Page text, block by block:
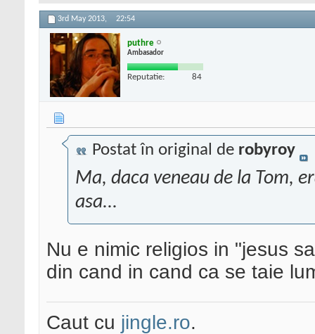
3rd May 2013, 22:54
puthre
Ambasador
Reputatie: 84
Postat în original de robyroy
Ma, daca veneau de la Tom,
asa...
Nu e nimic religios in "jesus
din cand in cand ca se taie
Caut cu jingle.ro.